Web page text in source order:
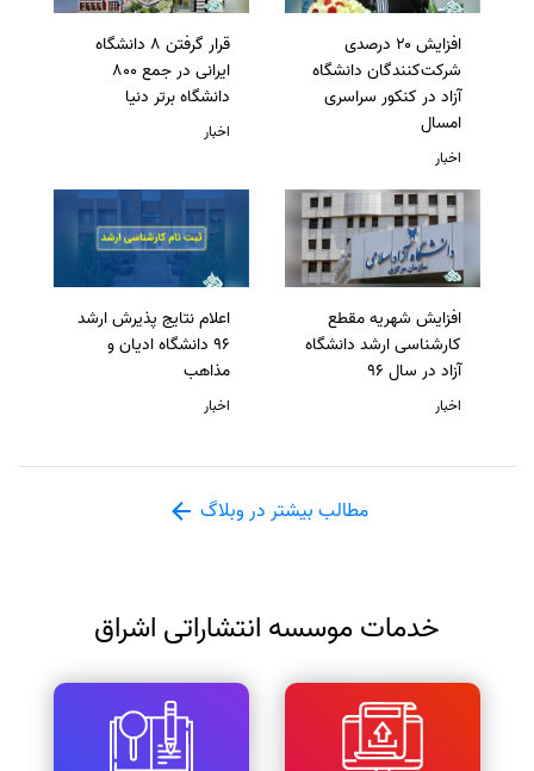
افزایش ۲۰ درصدی
شرکت‌کنندگان دانشگاه
آزاد در کنکور سراسری
امسال
اخبار
قرار گرفتن 8 دانشگاه
ایرانی در جمع 800
دانشگاه برتر دنیا
اخبار
افزایش شهریه مقطع
کارشناسی ارشد دانشگاه
آزاد در سال 96
اخبار
اعلام نتایج پذیرش ارشد
96 دانشگاه ادیان و
مذاهب
اخبار
مطالب بیشتر در وبلاگ
خدمات موسسه انتشاراتی اشراق